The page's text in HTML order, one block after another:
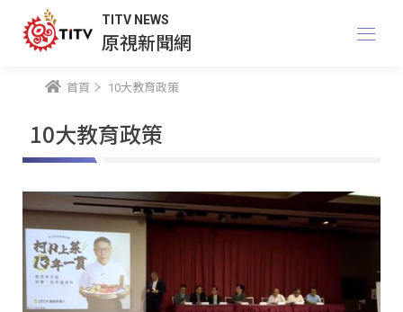
TITV NEWS
原視新聞網
首頁 10大教育政策
10大教育政策